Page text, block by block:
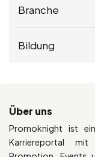
Branche
Bildung
Über uns
Promoknight ist
Karriereportal